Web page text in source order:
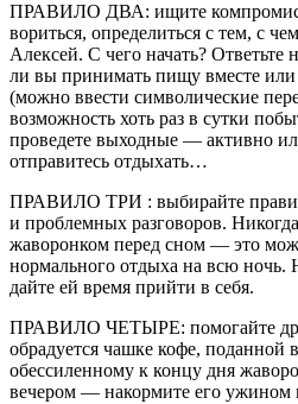
ПРАВИЛО ДВА: ищите
вориться, определиться с тем, с
Алексей. С чего начать? Ответьте
ли вы принимать пищу вместе
(можно ввести симво­лические
возможность хоть раз в сутки
проведете выход­ные — активно
отправитесь отдыхать…
ПРАВИЛО ТРИ : выбирайте
и проблемных разгово­ров.
жаворонком пе­ред сном — это
нормального отдыха на всю ночь.
дайте ей время прий­ти в себя.
ПРАВИЛО ЧЕТЫРЕ: помо­гайте
обрадуется чашке кофе, поданной
обессиленному к кон­цу дня
вечером — накор­мите его ужином